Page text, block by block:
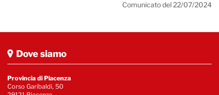
Comunicato del 22/07/2024
Dove siamo
Provincia di Piacenza
Corso Garibaldi, 50